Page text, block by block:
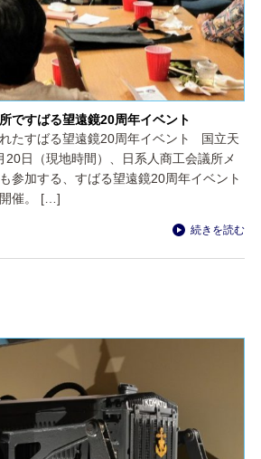
ですばる望遠鏡20周年イベント
たすばる望遠鏡20周年イベント 国立天
20日（現地時間）、日系人商工会議所メ
参加する、すばる望遠鏡20周年イベント
催。 […]
続きを読む